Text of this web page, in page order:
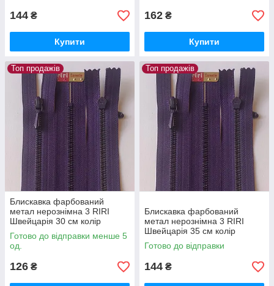
144 ₴
Купити
162 ₴
Купити
Топ продажів
Блискавка фарбований
метал нерознімна 3 RIRI
Швейцарія 30 см колір
Темно-фіолетовий
Готово до відправки менше 5
од.
126 ₴
Топ продажів
Блискавка фарбований
метал нерознімна 3 RIRI
Швейцарія 35 см колір
Темно-фіолетовий
Готово до відправки
144 ₴